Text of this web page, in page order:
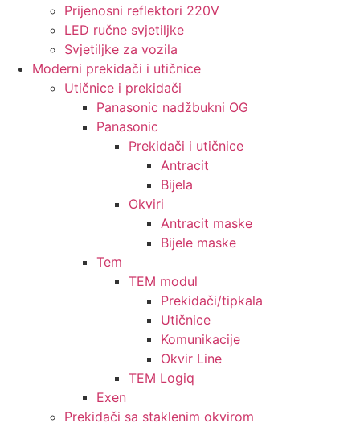
Prijenosni reflektori 220V
LED ručne svjetiljke
Svjetiljke za vozila
Moderni prekidači i utičnice
Utičnice i prekidači
Panasonic nadžbukni OG
Panasonic
Prekidači i utičnice
Antracit
Bijela
Okviri
Antracit maske
Bijele maske
Tem
TEM modul
Prekidači/tipkala
Utičnice
Komunikacije
Okvir Line
TEM Logiq
Exen
Prekidači sa staklenim okvirom